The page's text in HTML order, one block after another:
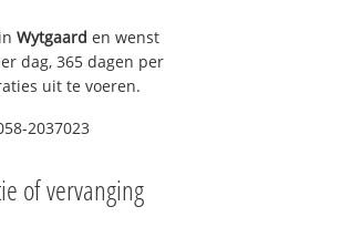
Wytgaard en wenst
dag, 365 dagen per
uit te voeren.
2037023
of vervanging